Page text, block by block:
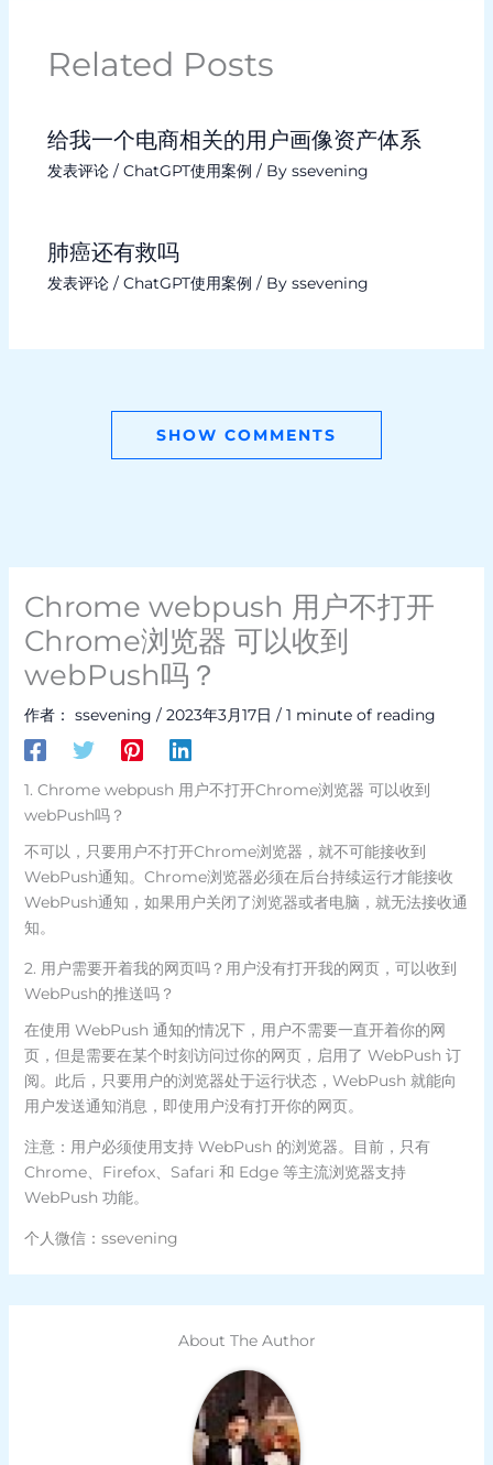
Related Posts
给我一个电商相关的用户画像资产体系
发表评论 / ChatGPT使用案例 / By ssevening
肺癌还有救吗
发表评论 / ChatGPT使用案例 / By ssevening
SHOW COMMENTS
Chrome webpush 用户不打开
Chrome浏览器 可以收到
webPush吗？
作者： ssevening / 2023年3月17日 / 1 minute of reading
1. Chrome webpush 用户不打开Chrome浏览器 可以收到
webPush吗？
不可以，只要用户不打开Chrome浏览器，就不可能接收到
WebPush通知。Chrome浏览器必须在后台持续运行才能接收
WebPush通知，如果用户关闭了浏览器或者电脑，就无法接收通
知。
2. 用户需要开着我的网页吗？用户没有打开我的网页，可以收到
WebPush的推送吗？
在使用 WebPush 通知的情况下，用户不需要一直开着你的网
页，但是需要在某个时刻访问过你的网页，启用了 WebPush 订
阅。此后，只要用户的浏览器处于运行状态，WebPush 就能向
用户发送通知消息，即使用户没有打开你的网页。
注意：用户必须使用支持 WebPush 的浏览器。目前，只有
Chrome、Firefox、Safari 和 Edge 等主流浏览器支持
WebPush 功能。
个人微信：ssevening
About The Author